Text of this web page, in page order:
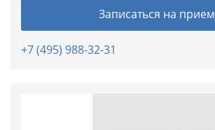
Записаться на прием
+7 (495) 988-32-31